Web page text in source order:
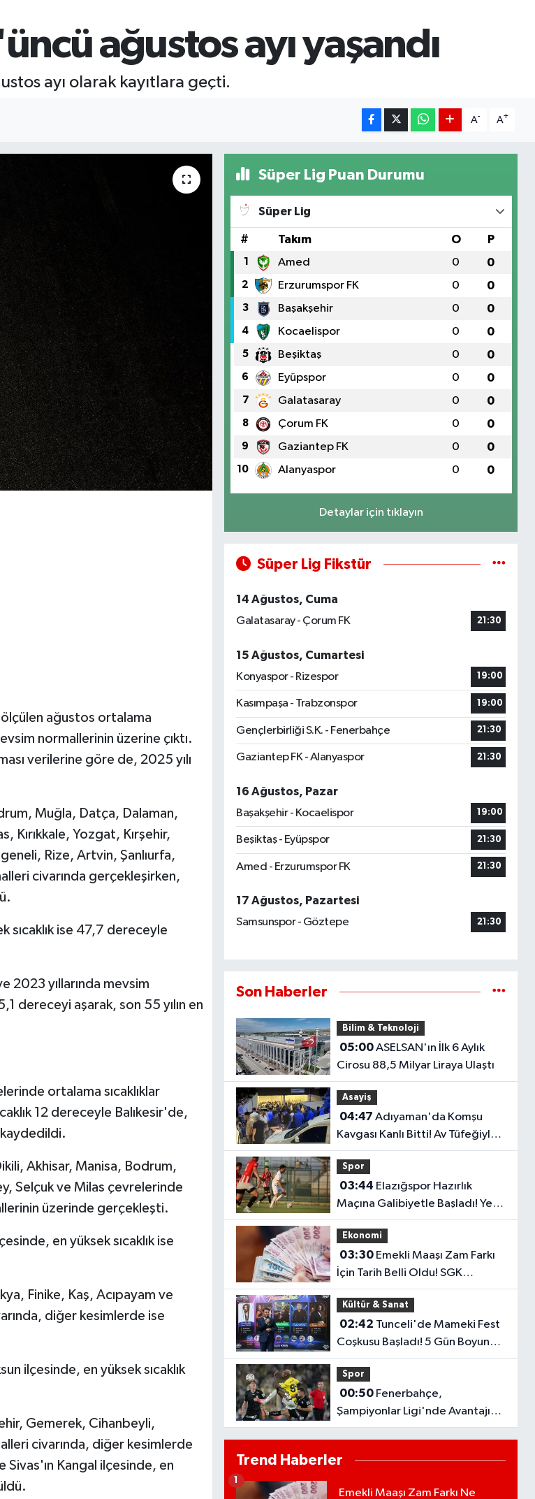
ağustos ayı yaşandı
ayı olarak kayıtlara geçti.
A- A+
ölçülen ağustos ortalama
normallerinin üzerine çıktı.
verilerine göre de, 2025 yılı
Muğla, Datça, Dalaman,
Kırıkkale, Yozgat, Kırşehir,
Rize, Artvin, Şanlıurfa,
civarında gerçekleşirken,
sıcaklık ise 47,7 dereceyle
2023 yıllarında mevsim
dereceyi aşarak, son 55 yılın en
ortalama sıcaklıklar
12 dereceyle Balıkesir'de,
kaydedildi.
Akhisar, Manisa, Bodrum,
Selçuk ve Milas çevrelerinde
üzerinde gerçekleşti.
en yüksek sıcaklık ise
Finike, Kaş, Acıpayam ve
diğer kesimlerde ise
ilçesinde, en yüksek sıcaklık
Gemerek, Cihanbeyli,
civarında, diğer kesimlerde
Kangal ilçesinde, en
Süper Lig Puan Durumu
Süper Lig
# Takım O P
1 Amed 0 0
2 Erzurumspor FK 0 0
3 Başakşehir 0 0
4 Kocaelispor 0 0
5 Beşiktaş 0 0
6 Eyüpspor 0 0
7 Galatasaray 0 0
8 Çorum FK 0 0
9 Gaziantep FK 0 0
10 Alanyaspor 0 0
Detaylar için tıklayın
Süper Lig Fikstür
14 Ağustos, Cuma
Galatasaray - Çorum FK
21:30
15 Ağustos, Cumartesi
Konyaspor - Rizespor
19:00
Kasımpaşa - Trabzonspor 19:00
Gençlerbirliği S.K. - Fenerbahçe 21:30
Gaziantep FK - Alanyaspor 21:30
16 Ağustos, Pazar
Başakşehir - Kocaelispor
19:00
Beşiktaş - Eyüpspor 21:30
Amed - Erzurumspor FK 21:30
17 Ağustos, Pazartesi
Samsunspor - Göztepe
21:30
Son Haberler
Bilim & Teknoloji
05:00ASELSAN'ın İlk 6 Aylık
Cirosu 88,5 Milyar Liraya Ulaştı
Asayiş
04:47
Kavgası Kanlı Bitti! Av Tüfeğiyle
Ateş Açtı: 1 Ölü, 1 Yaralı
Spor
03:44
Maçına Galibiyetle Başladı! Yeni
Sezon Öncesi Umut Veren
Performans
Ekonomi
03:30Emekli Maaşı Zam Farkı
İçin Tarih Belli Oldu! SGK
Ödemeleri 7 Ağustos'ta
Başlıyor
Kültür & Sanat
02:42
Coşkusu Başladı! 5 Gün Boyunca
Etkinlikler Düzenlenecek
Spor
00:50Fenerbahçe,
Şampiyonlar Ligi'nde Avantajı
Kaptı! Sturm Graz'ı 2-0 Mağlup
Trend Haberler
Emekli Maaşı Zam Farkı Ne
1